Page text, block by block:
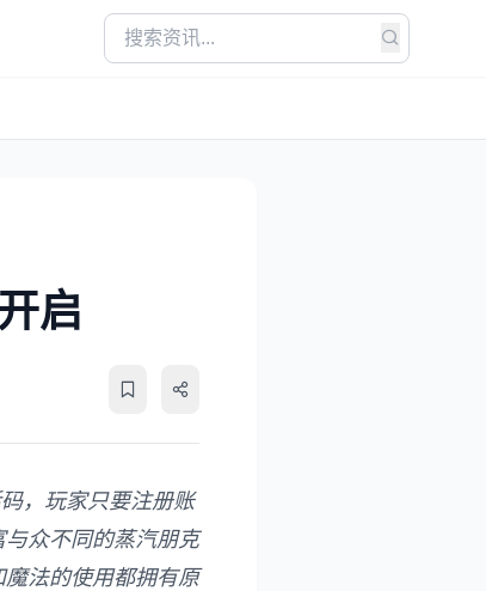
启
，玩家只要注册账
众不同的蒸汽朋克
法的使用都拥有原